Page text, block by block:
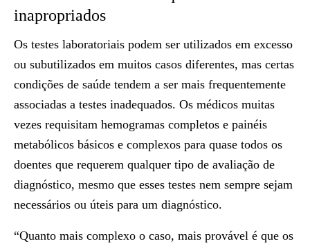
inapropriados
Os testes laboratoriais podem ser utilizados em excesso
ou subutilizados em muitos casos diferentes, mas certas
condições de saúde tendem a ser mais frequentemente
associadas a testes inadequados. Os médicos muitas
vezes requisitam hemogramas completos e painéis
metabólicos básicos e complexos para quase todos os
doentes que requerem qualquer tipo de avaliação de
diagnóstico, mesmo que esses testes nem sempre sejam
necessários ou úteis para um diagnóstico.
“Quanto mais complexo o caso, mais provável é que os